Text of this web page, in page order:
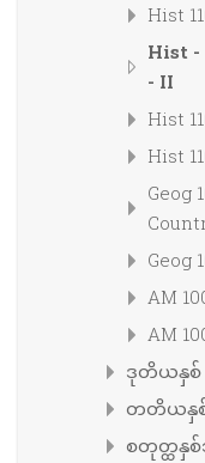
Hist
Hist -
- II
Hist
Hist
Geog
Geog
AM
AM
ဒုတိယနှစ်
တတိယနှ
စတုတ္ထနှ